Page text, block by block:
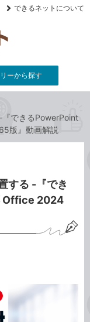
YouTube
できるネットについて
ーから探す
できるPowerPoint
版』動画解説
する -『でき
Office 2024